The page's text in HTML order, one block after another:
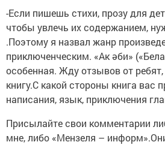
-Если пишешь стихи, прозу для
чтобы увлечь их содержанием,
.Поэтому я назвал жанр
приключенческим. «Ак әби»
особенная. Жду отзывов от
книгу.С какой стороны книга вас
написания, язык, приключения
Присылайте свои комментарии
мне, либо «Мензеля –